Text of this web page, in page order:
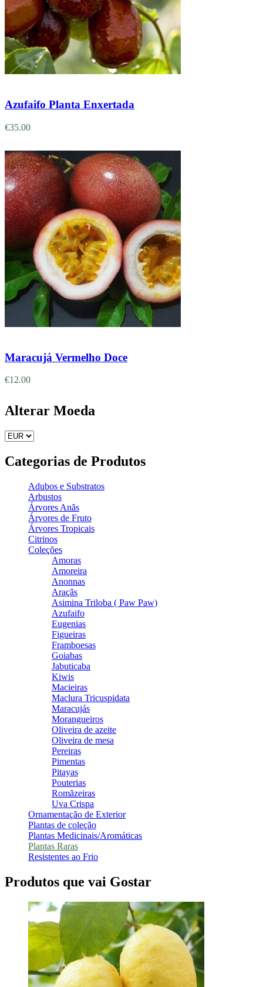
Azufaifo Planta Enxertada
€35.00
Maracujá Vermelho Doce
€12.00
Alterar Moeda
Categorias de Produtos
Adubos e Substratos
Arbustos
Árvores Anãs
Árvores de Fruto
Árvores Tropicais
Citrinos
Coleções
Amoras
Amoreira
Anonnas
Araçãs
Asimina Triloba ( Paw Paw)
Azufaifo
Eugenias
Figueiras
Framboesas
Goiabas
Jabuticaba
Kiwis
Macieiras
Maclura Tricuspidata
Maracujás
Morangueiros
Oliveira de azeite
Oliveira de mesa
Pereiras
Pimentas
Pitayas
Pouterias
Romãzeiras
Uva Crispa
Ornamentação de Exterior
Plantas de coleção
Plantas Medicinais/Aromáticas
Plantas Raras
Resistentes ao Frio
Produtos que vai Gostar